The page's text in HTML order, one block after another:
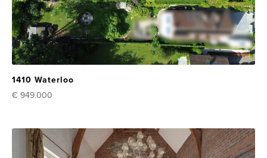
1410 Waterloo
€ 949.000